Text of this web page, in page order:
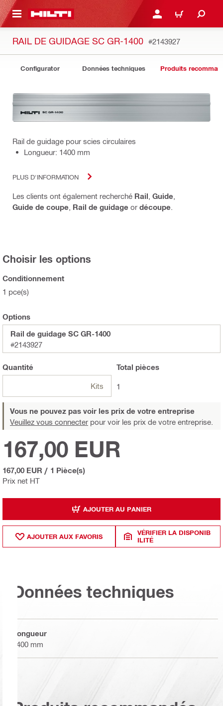
SE CONNECTER OU
PANIER
RAIL DE GUIDAGE SC GR-1400 #2143927
Configurator Données techniques Produits
Rail de guidage pour scies circulaires
Longueur: 1400 mm
PLUS D'INFORMATION
Les clients ont également recherché Rail Guide
Guide de coupe Rail de guidage or découpe
Choisir les options
Conditionnement
1 pce(s)
Options
Rail de guidage SC GR-1400
#2143927
Quantité
Kits
Total pièces
1
Vous ne pouvez pas voir les prix de votre entreprise
Veuillez vous connecter pour voir les prix de votre entreprise.
Prix net HT
167,00 EUR
167,00 EUR / 1 Pièce(s)
AJOUTER AU PANIER
AJOUTER AUX FAVORIS
VÉRIFIER LA DISPONIB
ILITÉ
Données techniques
Longueur
1400 mm